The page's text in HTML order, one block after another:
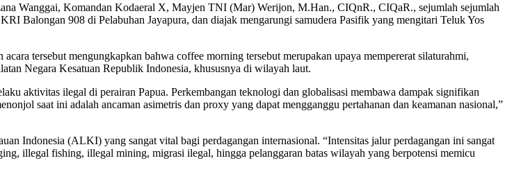
Wanggai, Komandan Kodaeral X, Mayjen TNI (Mar) Werijon, M.Han., CIQnR., CIQaR., sejumlah sejumlah
Balongan 908 di Pelabuhan Jayapura, dan diajak mengarungi samudera Pasifik yang mengitari Teluk Yos
tersebut mengungkapkan bahwa coffee morning tersebut merupakan upaya mempererat silaturahmi,
Negara Kesatuan Republik Indonesia, khususnya di wilayah laut.
aktivitas ilegal di perairan Papua. Perkembangan teknologi dan globalisasi membawa dampak signifikan
saat ini adalah ancaman asimetris dan proxy yang dapat mengganggu pertahanan dan keamanan nasional,”
Indonesia (ALKI) yang sangat vital bagi perdagangan internasional. “Intensitas jalur perdagangan ini sangat
illegal fishing, illegal mining, migrasi ilegal, hingga pelanggaran batas wilayah yang berpotensi memicu